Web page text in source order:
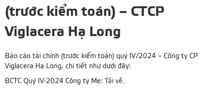
(trước kiểm toán) – CTCP
Viglacera Hạ Long
Báo cáo tài chính (trước kiểm toán) quý IV/2024 – Công ty CP
Viglacera Hạ Long, chi tiết như dưới đây:
BCTC Quý IV-2024 Công ty Mẹ: Tải về.